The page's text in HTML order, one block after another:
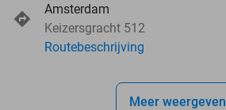
Amsterdam
Keizersgracht 512
Routebeschrijving
Meer weergeven